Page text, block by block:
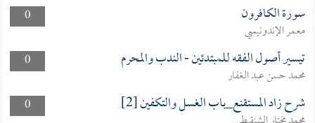
0 سورة الكافرون
معمر الإندونيسي
0
تيسير أصول الفقه للمبتدئين - الندب والمحرم
محمد حسن عبد الغفار
0
شرح زاد المستقنع_باب الغسل والتكفين [2]